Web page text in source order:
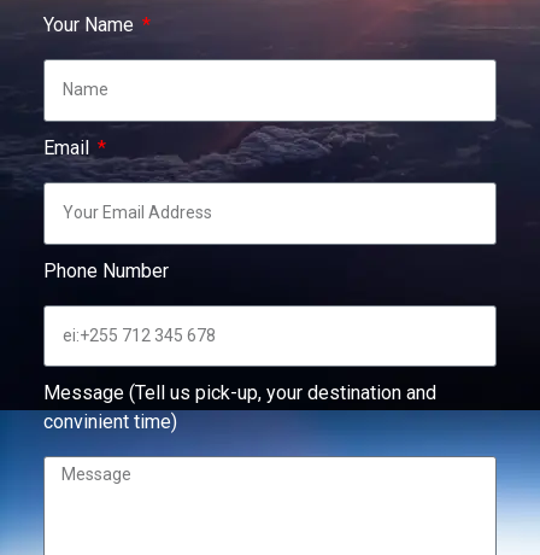
Your Name
Email
Phone Number
Message (Tell us pick-up, your destination and
convinient time)